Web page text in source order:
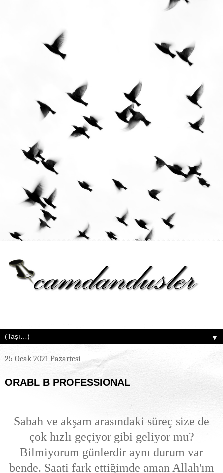
▼
25 Ocak 2021 Pazartesi
ORABL B PROFESSIONAL
Sabah ve akşam arasındaki süreç size de
çok hızlı geçiyor gibi geliyor mu?
Bilmiyorum günlerdir aynı durum var
bende. Saati fark ettiğimde aman Allah'ım